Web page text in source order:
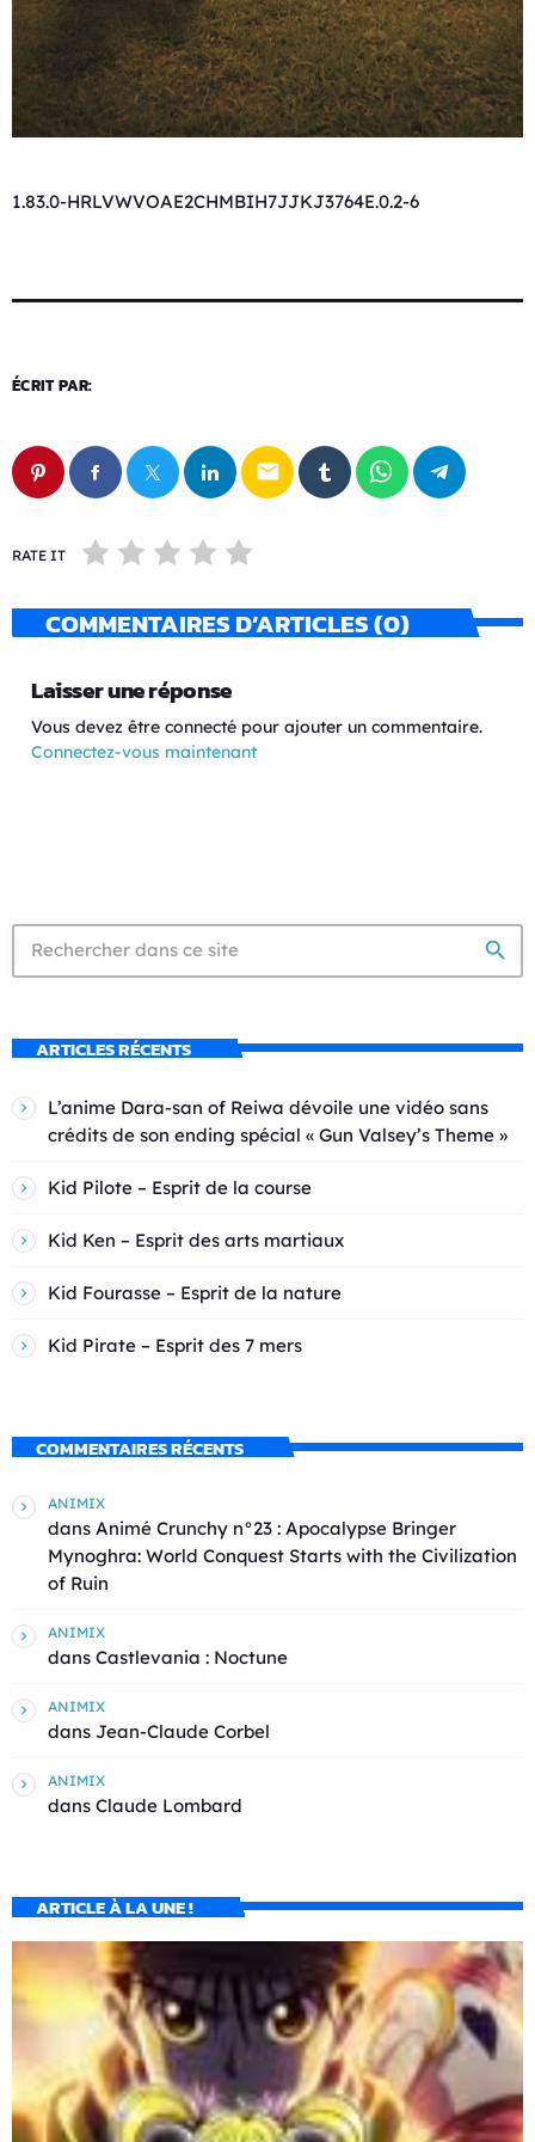
1.83.0-HRLVWVOAE2CHMBIH7JJKJ3764E.0.2-6
ÉCRIT PAR:
email
RATE IT
COMMENTAIRES D’ARTICLES (0)
Laisser une réponse
Vous devez être connecté pour ajouter un commentaire.
Connectez-vous maintenant
search
ARTICLES RÉCENTS
L’anime Dara-san of Reiwa dévoile une vidéo sans
crédits de son ending spécial « Gun Valsey’s Theme »
Kid Pilote – Esprit de la course
Kid Ken – Esprit des arts martiaux
Kid Fourasse – Esprit de la nature
Kid Pirate – Esprit des 7 mers
COMMENTAIRES RÉCENTS
ANIMIX
dans Animé Crunchy n°23 : Apocalypse Bringer
Mynoghra: World Conquest Starts with the Civilization
of Ruin
ANIMIX
dans Castlevania : Noctune
ANIMIX
dans Jean-Claude Corbel
ANIMIX
dans Claude Lombard
ARTICLE À LA UNE !